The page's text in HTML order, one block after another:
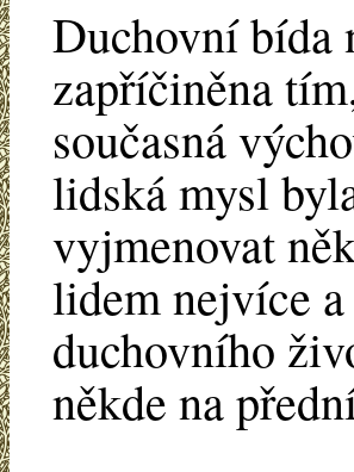
Duchovní bída
zapříčiněna
současná
lidská mysl
vyjmenovat
lidem nejvíce
duchovního
někde na